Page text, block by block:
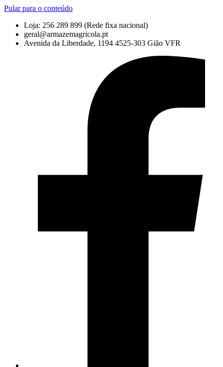
Pular para o conteúdo
Loja: 256 289 899 (Rede fixa nacional)
geral@armazemagricola.pt
Avenida da Liberdade, 1194 4525-303 Gião VFR